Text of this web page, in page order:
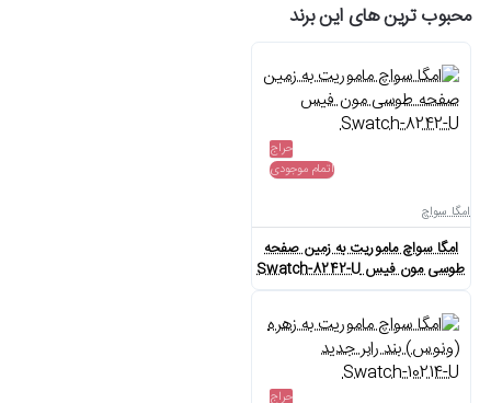
محبوب ترین های این برند
حراج
اتمام موجودی
امگا سواچ
امگا سواچ ماموریت به زمین صفحه
طوسی مون فیس Swatch-8242-U
حراج